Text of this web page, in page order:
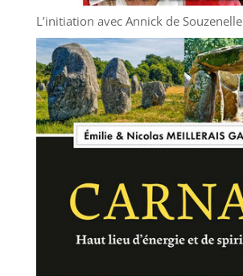
L’initiation avec Annick de Souzenelle